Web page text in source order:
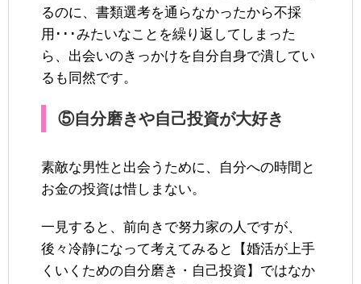
るのに、書類選考を通らなかったから不採
用･･･みたいなことを繰り返してしまった
ら、出会いのきっかけを自分自身で潰してい
るも同然です。
⑤自分磨きや自己投資が大好き
素敵な男性と出会うために、自分への時間と
お金の投資は惜しまない。
一見すると、前向きで努力家の人ですが、
後々冷静になって考えてみると【婚活が上手
くいくための自分磨き・自己投資】ではなか